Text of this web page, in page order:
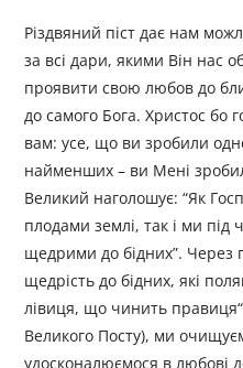
Різдвяний піст дає нам
за всі дари, якими Він нас
проявити свою любов до
до самого Бога. Христос бо
вам: усе, що ви зробили
найменших – ви Мені
Великий наголошує: “Як
плодами землі, так і ми під
щедрими до бідних”. Через
щедрість до бідних, які
лівиця, що чинить правиця“
Великого Посту), ми
удосконалюємося в любові